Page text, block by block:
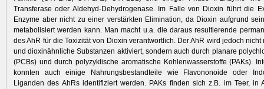
Transferase oder Aldehyd-Dehydrogenase. Im Falle von Dioxin führt die
Enzyme aber nicht zu einer verstärkten Elimination, da Dioxin aufgrund
metabolisiert werden kann. Man macht u.a. die daraus resultierende
des AhR für die Toxizität von Dioxin verantwortlich. Der AhR wird jedoch
und dioxinähnliche Substanzen aktiviert, sondern auch durch planare
(PCBs) und durch polyzyklische aromatische Kohlenwasserstoffe (PAKs).
konnten auch einige Nahrungsbestandteile wie Flavononoide oder
Liganden des AhRs identifiziert werden. PAKs finden sich z.B. im Teer, in